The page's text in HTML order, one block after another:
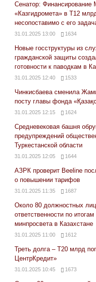
Сенатор:
«Казгидромета» в Т12
несопоставимо с его
31.01.2025 13:00 1634
Новые госструктуры из
гражданской защиты
готовности к паводкам в
31.01.2025 12:40 1533
Чинкисбаева сменила
посту главы фонда
31.01.2025 12:15 1624
Средневековая башня
предупреждений
Туркестанской области
31.01.2025 12:05 1644
АЗРК проверит Beeline
о повышении тарифов
31.01.2025 11:35 1687
Около 80 должностных
ответственности по
минпросвета в Казахстане
31.01.2025 11:00 1612
Треть долга – Т20 млрд
ЦентрКредит»
31.01.2025 10:45 1673